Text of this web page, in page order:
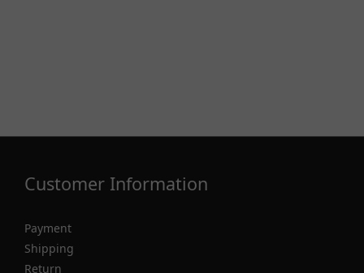
Customer Information
Payment
Shipping
Return